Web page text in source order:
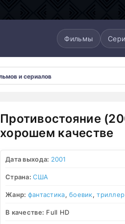
Фильмы
Противостояние
хорошем качестве
Дата выхода: 2001
Страна:США
Жанр: фантастика,боевик,триллер
В качестве: Full HD